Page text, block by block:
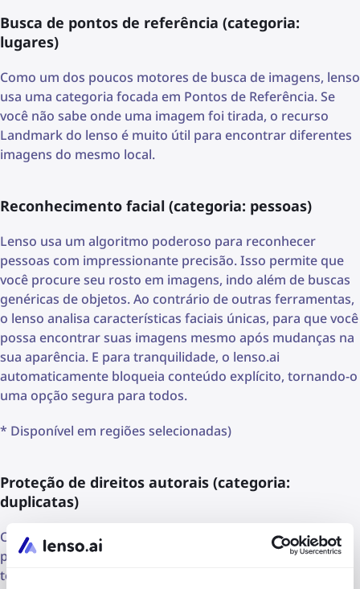
Busca de pontos de referência (categoria:
lugares)
Como um dos poucos motores de busca de imagens, lenso
usa uma categoria focada em Pontos de Referência. Se
você não sabe onde uma imagem foi tirada, o recurso
Landmark do lenso é muito útil para encontrar diferentes
imagens do mesmo local.
Reconhecimento facial (categoria: pessoas)
Lenso usa um algoritmo poderoso para reconhecer
pessoas com impressionante precisão. Isso permite que
você procure seu rosto em imagens, indo além de buscas
genéricas de objetos. Ao contrário de outras ferramentas,
o lenso analisa características faciais únicas, para que você
possa encontrar suas imagens mesmo após mudanças na
sua aparência. E para tranquilidade, o lenso.ai
automaticamente bloqueia conteúdo explícito, tornando-o
uma opção segura para todos.
* Disponível em regiões selecionadas)
Proteção de direitos autorais (categoria:
duplicatas)
O filtro de IA integrado do lenso.ai simplifica sua busca
por conteúdo protegido por direitos autorais. Esta
tecnologia avançada facilita o rastreamento de conteúdo